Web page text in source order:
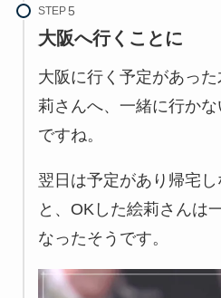
STEP
大阪へ行くことに
大阪に行く予定があっ
莉さんへ、一緒に行か
ですね。
翌日は予定があり帰宅
と、OKした絵莉さんは
なったそうです。